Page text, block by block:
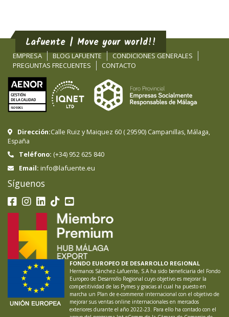
Lafuente | Move your world!!
EMPRESA BLOG LAFUENTE
CONDICIONES GENERALES
PREGUNTAS FRECUENTES
CONTACTO
Dirección:Calle Ruiz y Maiquez 60 (29590) Campanillas, Málaga,
España
Teléfono: (+34) 952 625 840
Email: info@lafuente.eu
Síguenos
FONDO EUROPEO DE DESARROLLO REGIONAL
Hermanos Sánchez-Lafuente, S.A ha sido beneficiaria del Fondo
Europeo de Desarrollo Regional cuyo objetivo es mejorar la
competitividad de las Pymes y gracias al cual ha puesto en
marcha un Plan de e-commerce internacional con el objetivo de
mejorar sus ventas online internacionales en mercados
exteriores durante el año 2022-23. Para ello ha contado con el